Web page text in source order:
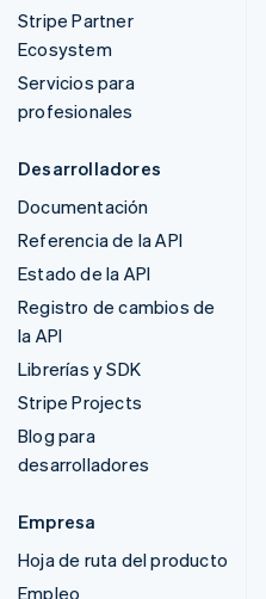
Stripe Partner
Ecosystem
Servicios para
profesionales
Desarrolladores
Documentación
Referencia de la API
Estado de la API
Registro de cambios de
la API
Librerías y SDK
Stripe Projects
Blog para
desarrolladores
Empresa
Hoja de ruta del producto
Empleo